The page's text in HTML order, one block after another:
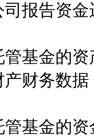
报告资
金的资
产财务数据
金的资